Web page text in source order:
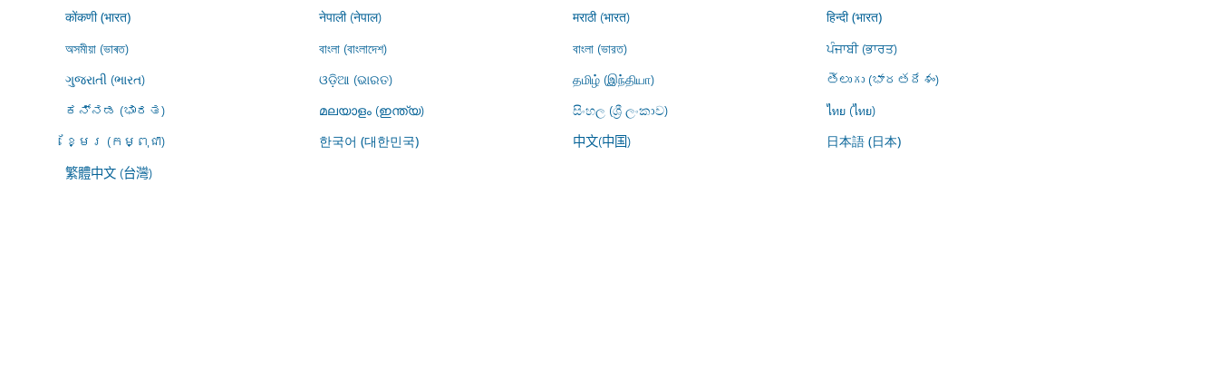
कोंकणी (भारत) नेपाली (नेपाल) मराठी (भारत) हिन्दी (भारत)
অসমীয়া (ভাৰত) বাংলা (বাংলাদেশ) বাংলা (ভারত)
ਪੰਜਾਬੀ (ਭਾਰਤ)
ગુજરાતી (ભારત)
ଓଡ଼ିଆ (ଭାରତ) தமிழ் (இந்தியா)
తెలుగు (భారతదేశం)
ಕನ್ನಡ (ಭಾರತ)
മലയാളം (ഇന്ത്യ) සිංහල (ශ්‍රී ලංකාව)
ไทย (ไทย)
ខ្មែរ (កម្ពុជា)
한국어 (대한민국) 中文(中国) 日本語 (日本)
繁體中文 (台灣)